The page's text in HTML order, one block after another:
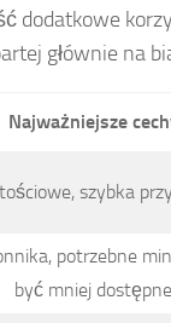
dodatkowe
głównie na
Najważniejsze
szybka
potrzebne
być mniej dostępne